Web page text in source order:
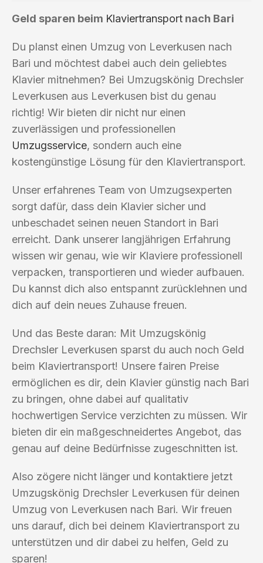
Geld sparen beim Klaviertransport nach Bari
Du planst einen Umzug von Leverkusen nach
Bari und möchtest dabei auch dein geliebtes
Klavier mitnehmen? Bei Umzugskönig Drechsler
Leverkusen aus Leverkusen bist du genau
richtig! Wir bieten dir nicht nur einen
zuverlässigen und professionellen
Umzugsservice, sondern auch eine
kostengünstige Lösung für den Klaviertransport.
Unser erfahrenes Team von Umzugsexperten
sorgt dafür, dass dein Klavier sicher und
unbeschadet seinen neuen Standort in Bari
erreicht. Dank unserer langjährigen Erfahrung
wissen wir genau, wie wir Klaviere professionell
verpacken, transportieren und wieder aufbauen.
Du kannst dich also entspannt zurücklehnen und
dich auf dein neues Zuhause freuen.
Und das Beste daran: Mit Umzugskönig
Drechsler Leverkusen sparst du auch noch Geld
beim Klaviertransport! Unsere fairen Preise
ermöglichen es dir, dein Klavier günstig nach Bari
zu bringen, ohne dabei auf qualitativ
hochwertigen Service verzichten zu müssen. Wir
bieten dir ein maßgeschneidertes Angebot, das
genau auf deine Bedürfnisse zugeschnitten ist.
Also zögere nicht länger und kontaktiere jetzt
Umzugskönig Drechsler Leverkusen für deinen
Umzug von Leverkusen nach Bari. Wir freuen
uns darauf, dich bei deinem Klaviertransport zu
unterstützen und dir dabei zu helfen, Geld zu
sparen!